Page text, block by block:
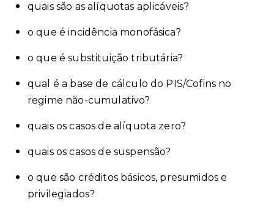
quais são as alíquotas aplicáveis?
o que é incidência monofásica?
o que é substituição tributária?
qual é a base de cálculo do PIS/Cofins no
regime não-cumulativo?
quais os casos de alíquota zero?
quais os casos de suspensão?
o que são créditos básicos, presumidos e
privilegiados?